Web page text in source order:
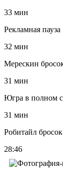
33 мин
Рекламная пауза
32 мин
Мерескин
31 мин
Югра в полном
31 мин
Робитайл
28:46